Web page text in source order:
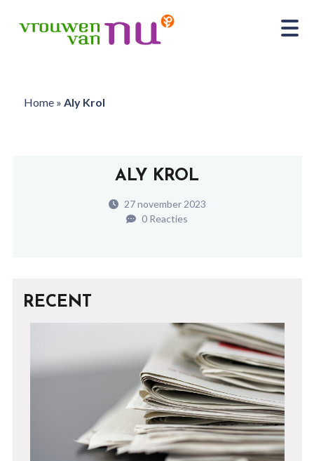
Home» Aly Krol
ALY KROL
27 november 2023
0 Reacties
RECENT